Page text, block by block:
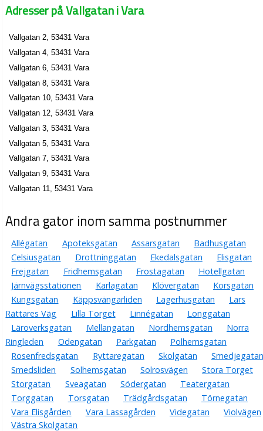
Adresser på Vallgatan i Vara
Vallgatan 2, 53431 Vara
Vallgatan 4, 53431 Vara
Vallgatan 6, 53431 Vara
Vallgatan 8, 53431 Vara
Vallgatan 10, 53431 Vara
Vallgatan 12, 53431 Vara
Vallgatan 3, 53431 Vara
Vallgatan 5, 53431 Vara
Vallgatan 7, 53431 Vara
Vallgatan 9, 53431 Vara
Vallgatan 11, 53431 Vara
Andra gator inom samma postnummer
Allégatan Apoteksgatan Assarsgatan
Badhusgatan
Celsiusgatan
Drottninggatan Ekedalsgatan
Elisgatan
Frejgatan
Fridhemsgatan Frostagatan
Hotellgatan
Järnvägsstationen
Karlagatan Klövergatan
Korsgatan
Kungsgatan
Käppsvängarliden Lagerhusgatan
Lars
Rättares Väg
Lilla Torget Linnégatan
Longgatan
Läroverksgatan
Mellangatan Nordhemsgatan
Norra
Ringleden
Odengatan Parkgatan
Polhemsgatan
Rosenfredsgatan
Ryttaregatan Skolgatan
Smedjegatan
Smedsliden
Solhemsgatan Solrosvägen
Stora Torget
Storgatan
Sveagatan Södergatan
Teatergatan
Torggatan
Torsgatan Trädgårdsgatan
Törnegatan
Vara Elisgården
Vara Lassagården Videgatan
Violvägen
Västra Skolgatan